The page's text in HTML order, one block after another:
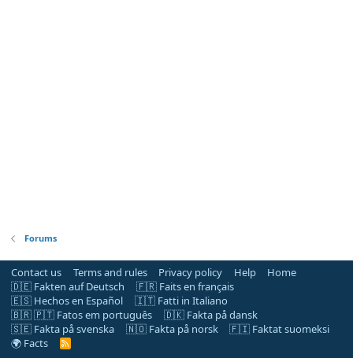
Forums
Contact us Terms and rules Privacy policy Help
Home
🇩🇪 Fakten auf Deutsch
🇫🇷 Faits en français
🇪🇸 Hechos en Español
🇮🇹 Fatti in Italiano
🇧🇷 🇵🇹 Fatos em português
🇩🇰 Fakta på dansk
🇸🇪 Fakta på svenska
🇳🇴 Fakta på norsk
🇫🇮 Faktat suomeksi
🌍 Facts
R